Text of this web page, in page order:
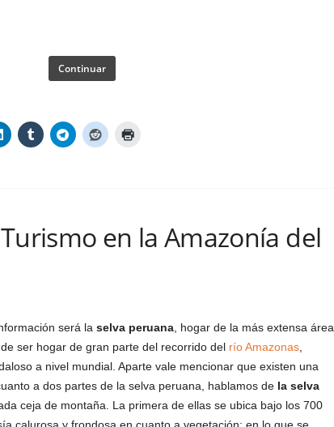
Continuar
en la Amazonía del
será la selva peruana, hogar de la más extensa área
ser hogar de gran parte del recorrido del río Amazonas,
a nivel mundial. Aparte vale mencionar que existen una
a dos partes de la selva peruana, hablamos de la selva
ceja de montaña. La primera de ellas se ubica bajo los 700